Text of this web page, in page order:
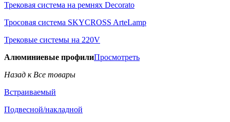
Трековая система на ремнях Decorato
Тросовая система SKYCROSS ArteLamp
Трековые системы на 220V
Алюминиевые профилиПросмотреть
Назад к Все товары
Встраиваемый
Подвесной/накладной